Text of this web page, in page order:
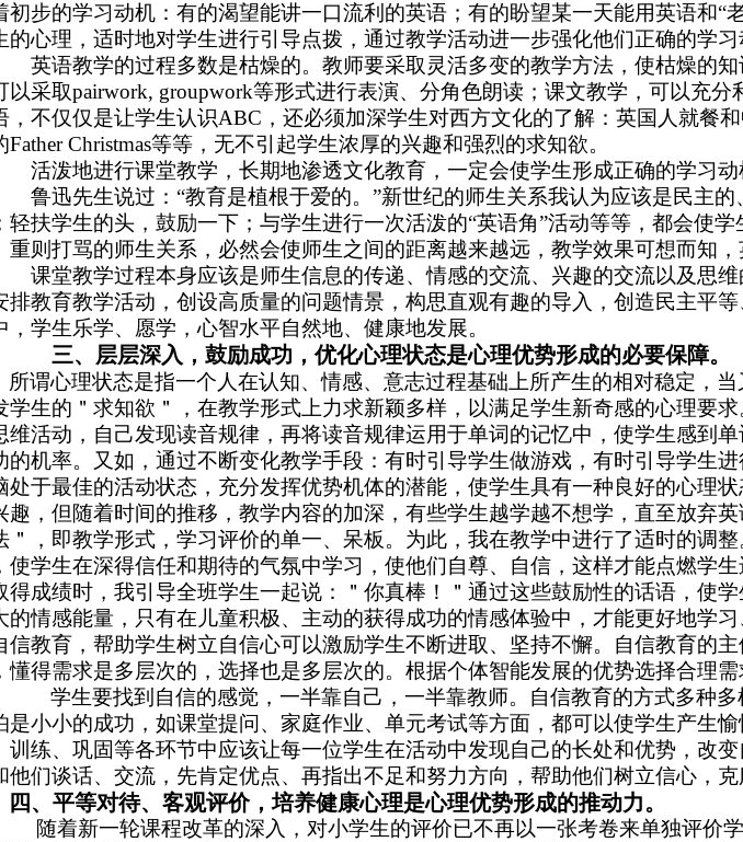
初步的学习动机：有的渴望能讲一口流利的英语；有的盼望某一天能用英语
的心理，适时地对学生进行引导点拨，通过教学活动进一步强化他们正确的学习
英语教学的过程多数是枯燥的。教师要采取灵活多变的教学方法，使枯燥的
以采取pairwork, groupwork等形式进行表演、分角色朗读；课文教学，可以充
，不仅仅是让学生认识ABC，还必须加深学生对西方文化的了解：英国人就餐
Father Christmas等等，无不引起学生浓厚的兴趣和强烈的求知欲。
活泼地进行课堂教学，长期地渗透文化教育，一定会使学生形成正确的学习
鲁迅先生说过：“教育是植根于爱的。”新世纪的师生关系我认为应该是民主
轻扶学生的头，鼓励一下；与学生进行一次活泼的“英语角”活动等等，都会使
重则打骂的师生关系，必然会使师生之间的距离越来越远，教学效果可想而知，
课堂教学过程本身应该是师生信息的传递、情感的交流、兴趣的交流以及思
排教育教学活动，创设高质量的问题情景，构思直观有趣的导入，创造民主平
，学生乐学、愿学，心智水平自然地、健康地发展。
三、 层层深入，鼓励成功，优化心理状态是心理优势形成的必要保障。
所谓心理状态是指一个人在认知、情感、意志过程基础上所产生的相对稳定，
学生的＂求知欲＂，在教学形式上力求新颖多样，以满足学生新奇感的心理要
维活动，自己发现读音规律，再将读音规律运用于单词的记忆中，使学生感到
的机率。又如，通过不断变化教学手段：有时引导学生做游戏，有时引导学生
处于最佳的活动状态，充分发挥优势机体的潜能，使学生具有一种良好的心理
趣，但随着时间的推移，教学内容的加深，有些学生越学越不想学，直至放弃
＂，即教学形式，学习评价的单一、呆板。为此，我在教学中进行了适时的调整
使学生在深得信任和期待的气氛中学习，使他们自尊、自信，这样才能点燃学
得成绩时，我引导全班学生一起说：＂你真棒！＂通过这些鼓励性的话语，使
的情感能量，只有在儿童积极、主动的获得成功的情感体验中，才能更好地学
信教育，帮助学生树立自信心可以激励学生不断进取、坚持不懈。自信教育的
懂得需求是多层次的，选择也是多层次的。根据个体智能发展的优势选择合理
学生要找到自信的感觉，一半靠自己，一半靠教师。自信教育的方式多种多
是小小的成功，如课堂提问、家庭作业、单元考试等方面，都可以使学生产生
训练、巩固等各环节中应该让每一位学生在活动中发现自己的长处和优势，改
他们谈话、交流，先肯定优点、再指出不足和努力方向，帮助他们树立信心，
四、平等对待、客观评价，培养健康心理是心理优势形成的推动力。
随着新一轮课程改革的深入，对小学生的评价已不再以一张考卷来单独评价